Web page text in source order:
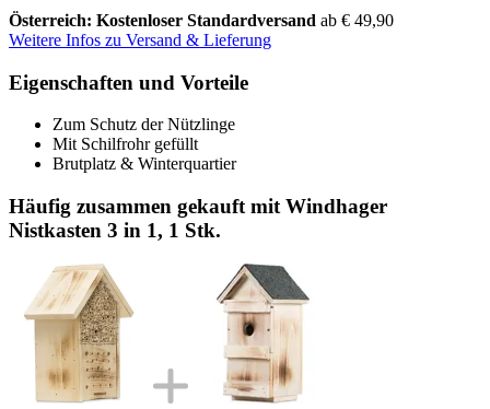
Österreich: Kostenloser Standardversand ab € 49,90
Weitere Infos zu Versand & Lieferung
Eigenschaften und Vorteile
Zum Schutz der Nützlinge
Mit Schilfrohr gefüllt
Brutplatz & Winterquartier
Häufig zusammen gekauft mit Windhager
Nistkasten 3 in 1, 1 Stk.